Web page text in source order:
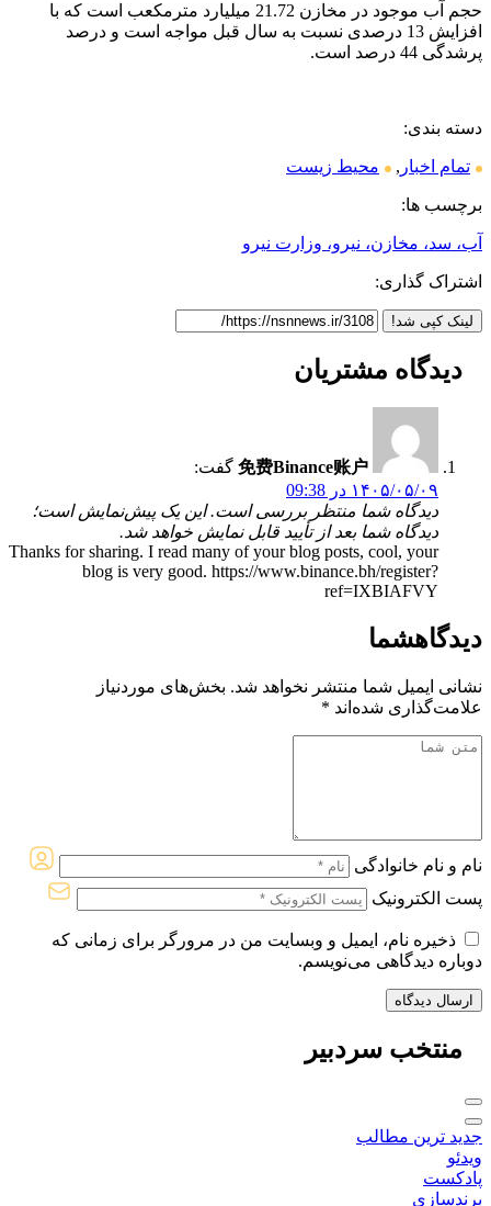
حجم آب موجود در مخازن 21.72 میلیارد مترمکعب است که با
افزایش 13 درصدی نسبت به سال قبل مواجه است و درصد
پرشدگی 44 درصد است.
دسته بندی:
تمام اخبار , محیط زیست
برچسب ها:
آب، سد، مخازن، نیرو، وزارت نیرو
اشتراک گذاری:
لینک کپی شد!
دیدگاه مشتریان
免费Binance账户 گفت:
۱۴۰۵/۰۵/۰۹ در 09:38
دیدگاه شما منتظر بررسی است. این یک پیش‌نمایش است؛
دیدگاه شما بعد از تأیید قابل نمایش خواهد شد.
Thanks for sharing. I read many of your blog posts, cool, your
blog is very good. https://www.binance.bh/register?
ref=IXBIAFVY
دیدگاهشما
نشانی ایمیل شما منتشر نخواهد شد. بخش‌های موردنیاز
علامت‌گذاری شده‌اند *
نام و نام خانوادگی
پست الکترونیک
ذخیره نام، ایمیل و وبسایت من در مرورگر برای زمانی که
دوباره دیدگاهی می‌نویسم.
منتخب سردبیر
جدید ترین مطالب
ویدئو
پادکست
برندسازی